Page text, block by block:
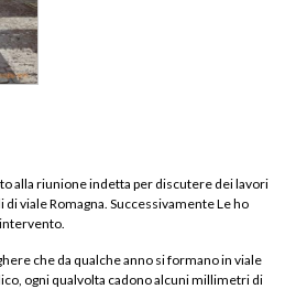
alla riunione indetta per discutere dei lavori
viale Romagna. Successivamente Le ho
che da qualche anno si formano in viale
ogni qualvolta cadono alcuni millimetri di